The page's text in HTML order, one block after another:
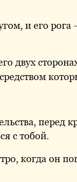
и его
двух
перед
с тобой.
когда он